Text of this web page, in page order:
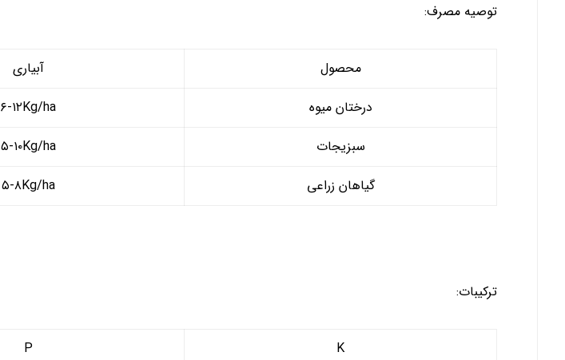
توصیه مصرف:
محصول آبیاری
درختان میوه
۶-۱۲Kg/ha
سبزیجات
۵-۱۰Kg/ha
گیاهان زراعی
۵-۸Kg/ha
ترکیبات:
K
P